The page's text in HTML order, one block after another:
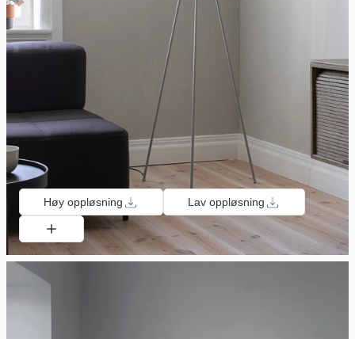
Høy oppløsning Lav oppløsning